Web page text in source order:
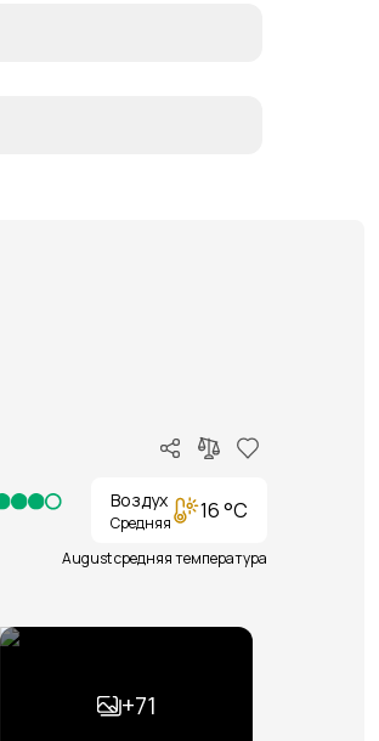
Воздух
Средняя 16 °C
August средняя температура
+71